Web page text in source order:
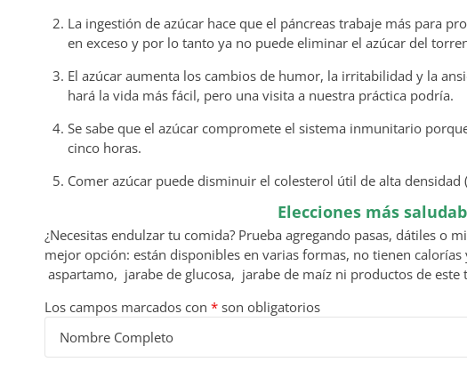
La ingestión de azúcar hace que el páncreas trabaje más para
en exceso y por lo tanto ya no puede eliminar el azúcar del
El azúcar aumenta los cambios de humor, la irritabilidad y la
hará la vida más fácil, pero una visita a nuestra práctica podría.
Se sabe que el azúcar compromete el sistema inmunitario
cinco horas.
Comer azúcar puede disminuir el colesterol útil de alta
Elecciones más
¿Necesitas endulzar tu comida? Prueba agregando pasas, dátiles o
mejor opción: están disponibles en varias formas, no tienen
aspartamo, jarabe de glucosa, jarabe de maíz ni productos de este
Los campos marcados con * son obligatorios